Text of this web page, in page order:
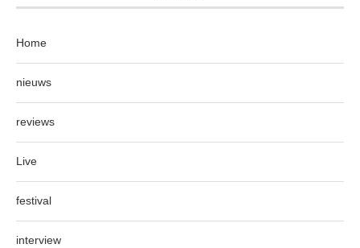
Home
nieuws
reviews
Live
festival
interview